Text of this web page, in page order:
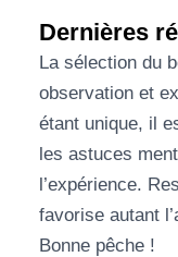
Dernières
La sélection du
observation et
étant unique, il
les astuces
l’expérience.
favorise autant
Bonne pêche !